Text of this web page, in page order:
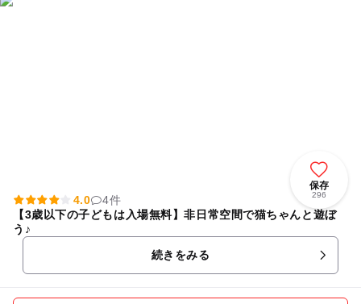
【1月3日～4月６日】 大人（小学生以上）2,300円、小人（３歳以上）
保存
296
4.0
4件
【3歳以下の子どもは入場無料】非日常空間で猫ちゃんと遊ぼ
う♪
続きをみる